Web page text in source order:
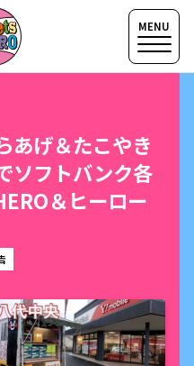
あげ＆たこやき
ソフトバンク各
＆ヒーロー